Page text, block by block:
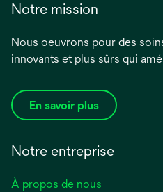
Notre mission
Nous oeuvrons pour des
innovants et plus sûrs qui
En savoir plus
Notre entreprise
À propos de nous